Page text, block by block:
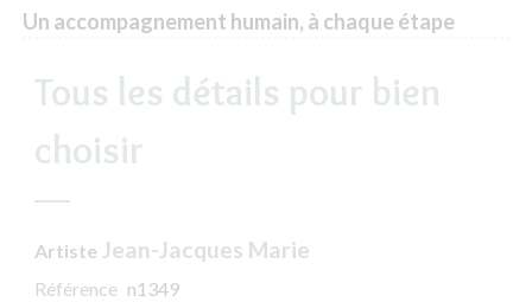
Un accompagnement humain, à chaque étape
Tous les détails pour bien
choisir
Artiste Jean-Jacques Marie
Référence n1349